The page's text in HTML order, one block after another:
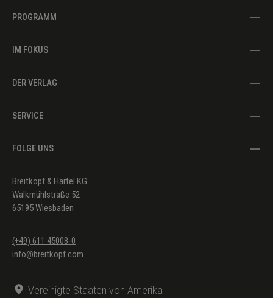
PROGRAMM
IM FOKUS
DER VERLAG
SERVICE
FOLGE UNS
Breitkopf & Härtel KG
Walkmühlstraße 52
65195 Wiesbaden
(+49) 611 45008-0
info@breitkopf.com
Vereinigte Staaten von Amerika